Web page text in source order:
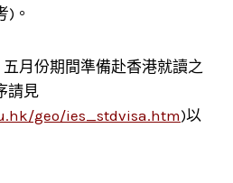
)。
月份期間準備赴香港就讀之
請見
geo/ies_stdvisa.htm)以